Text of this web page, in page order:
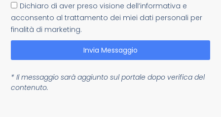
Dichiaro di aver preso visione dell’informativa e
acconsento al trattamento dei miei dati personali per
finalità di marketing.
Invia Messaggio
* Il messaggio sarà aggiunto sul portale dopo verifica del
contenuto.